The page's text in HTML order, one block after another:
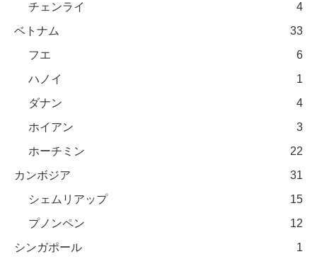
チェンライ
4
ベトナム
33
フエ
6
ハノイ
1
ダナン
4
ホイアン
3
ホーチミン
22
カンボジア
31
シェムリアップ
15
プノンペン
12
シンガポール
1